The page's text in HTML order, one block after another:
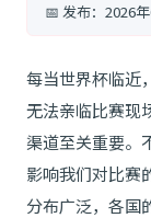
📅 发布： 2026
每当世界杯临近
无法亲临比赛现
渠道至关重要。
影响我们对比赛
分布广泛，各国